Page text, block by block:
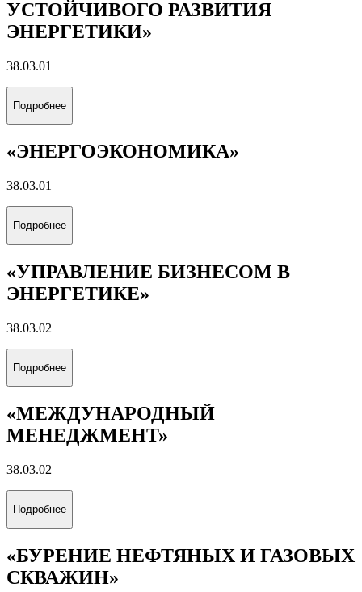
«ТЕХНОЛОГИЯ БУРЕНИЯ
НЕФТЯНЫХ И ГАЗОВЫХ СКВАЖИН
НА СУШЕ И МОРЕ»
«РАЗРАБОТКА И ЭКСПЛУАТАЦИЯ
НЕФТЯНЫХ МЕСТОРОЖДЕНИЙ»
21.05.06
Подробнее
«РАЗРАБОТКА И ЭКСПЛУАТАЦИЯ
ГАЗОВЫХ И ГАЗОКОНДЕНСАТНЫХ
МЕСТОРОЖДЕНИЙ»
Подробнее
«ЭКОНОМИКА И ПРОЕКТЫ
УСТОЙЧИВОГО РАЗВИТИЯ
ЭНЕРГЕТИКИ»